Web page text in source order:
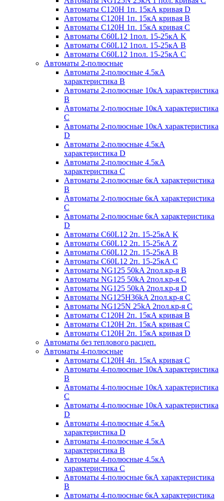
Автоматы С120H 1п. 15кА кривая D
Автоматы С120H 1п. 15кА кривая В
Автоматы С120H 1п. 15кА кривая С
Автоматы С60L12 1пол. 15-25кА K
Автоматы С60L12 1пол. 15-25кА В
Автоматы С60L12 1пол. 15-25кА С
Автоматы 2-полюсные
Автоматы 2-полюсные 4.5кА
характеристика В
Автоматы 2-полюсные 10кА характеристика
B
Автоматы 2-полюсные 10кА характеристика
C
Автоматы 2-полюсные 10кА характеристика
D
Автоматы 2-полюсные 4.5кА
характеристика D
Автоматы 2-полюсные 4.5кА
характеристика С
Автоматы 2-полюсные 6кА характеристика
B
Автоматы 2-полюсные 6кА характеристика
C
Автоматы 2-полюсные 6кА характеристика
D
Автоматы C60L12 2п. 15-25кА K
Автоматы C60L12 2п. 15-25кА Z
Автоматы C60L12 2п. 15-25кА B
Автоматы C60L12 2п. 15-25кА C
Автоматы NG125 50kA 2пол.кр-я B
Автоматы NG125 50kA 2пол.кр-я C
Автоматы NG125 50kA 2пол.кр-я D
Автоматы NG125H36kA 2пол.кр-я C
Автоматы NG125N 25kA 2пол.кр-я C
Автоматы С120H 2п. 15кА кривая B
Автоматы С120H 2п. 15кА кривая C
Автоматы С120H 2п. 15кА кривая D
Автоматы без теплового расцеп.
Автоматы 4-полюсные
Автоматы С120H 4п. 15кА кривая C
Автоматы 4-полюсные 10кА характеристика
B
Автоматы 4-полюсные 10кА характеристика
C
Автоматы 4-полюсные 10кА характеристика
D
Автоматы 4-полюсные 4.5кА
характеристика D
Автоматы 4-полюсные 4.5кА
характеристика В
Автоматы 4-полюсные 4.5кА
характеристика С
Автоматы 4-полюсные 6кА характеристика
B
Автоматы 4-полюсные 6кА характеристика